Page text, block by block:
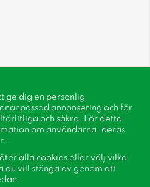
ge dig en personlig
annonsering och för
och säkra. För detta
om användarna, deras
alla cookies eller välj vilka
du vill stänga av genom att